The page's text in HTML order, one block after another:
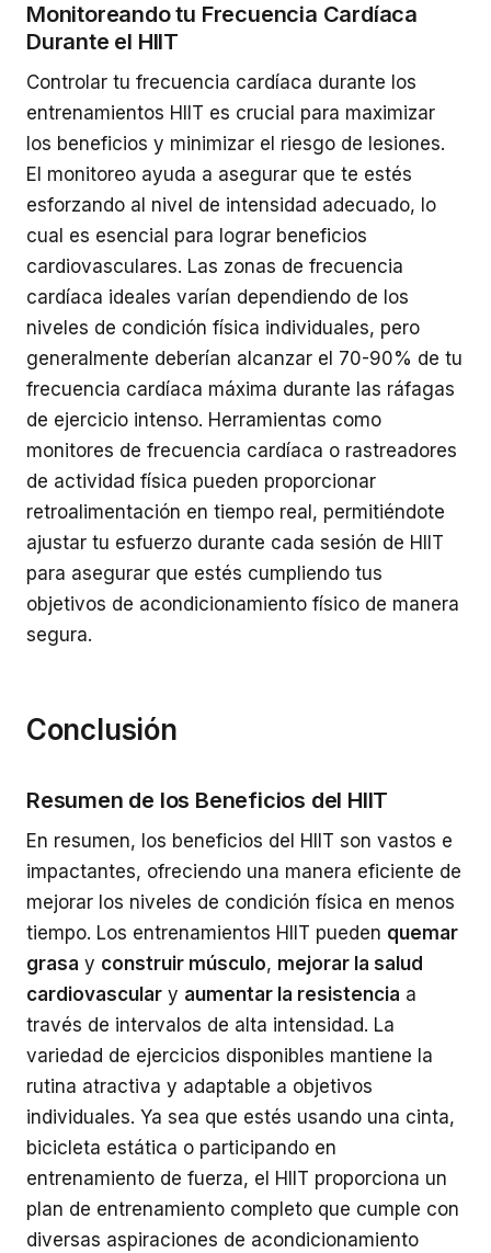
Monitoreando tu Frecuencia Cardíaca
Durante el HIIT
Controlar tu frecuencia cardíaca durante los
entrenamientos HIIT es crucial para maximizar
los beneficios y minimizar el riesgo de lesiones.
El monitoreo ayuda a asegurar que te estés
esforzando al nivel de intensidad adecuado, lo
cual es esencial para lograr beneficios
cardiovasculares. Las zonas de frecuencia
cardíaca ideales varían dependiendo de los
niveles de condición física individuales, pero
generalmente deberían alcanzar el 70-90% de tu
frecuencia cardíaca máxima durante las ráfagas
de ejercicio intenso. Herramientas como
monitores de frecuencia cardíaca o rastreadores
de actividad física pueden proporcionar
retroalimentación en tiempo real, permitiéndote
ajustar tu esfuerzo durante cada sesión de HIIT
para asegurar que estés cumpliendo tus
objetivos de acondicionamiento físico de manera
segura.
Conclusión
Resumen de los Beneficios del HIIT
En resumen, los beneficios del HIIT son vastos e
impactantes, ofreciendo una manera eficiente de
mejorar los niveles de condición física en menos
tiempo. Los entrenamientos HIIT pueden quemar
grasa y construir músculo, mejorar la salud
cardiovascular y aumentar la resistencia a
través de intervalos de alta intensidad. La
variedad de ejercicios disponibles mantiene la
rutina atractiva y adaptable a objetivos
individuales. Ya sea que estés usando una cinta,
bicicleta estática o participando en
entrenamiento de fuerza, el HIIT proporciona un
plan de entrenamiento completo que cumple con
diversas aspiraciones de acondicionamiento